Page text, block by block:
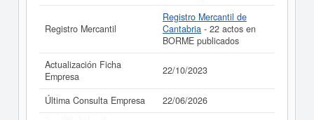
Registro Mercantil
Registro Mercantil de
Cantabria - 22 actos en
BORME publicados
Actualización Ficha
Empresa
22/10/2023
Última Consulta Empresa
22/06/2026